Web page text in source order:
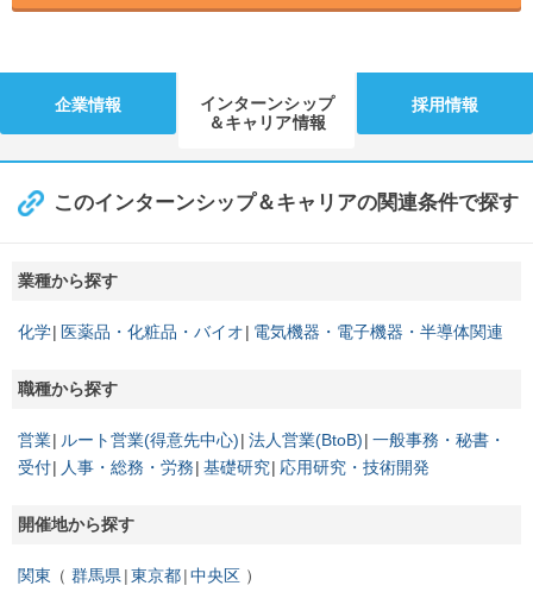
企業情報
インターンシップ
＆キャリア情報
採用情報
このインターンシップ＆キャリアの関連条件で探す
業種から探す
化学 医薬品・化粧品・バイオ 電気機器・電子機器・半導体関連
職種から探す
営業 ルート営業(得意先中心) 法人営業(BtoB) 一般事務・秘書・
受付
人事・総務・労務 基礎研究 応用研究・技術開発
開催地から探す
関東 群馬県 東京都 中央区